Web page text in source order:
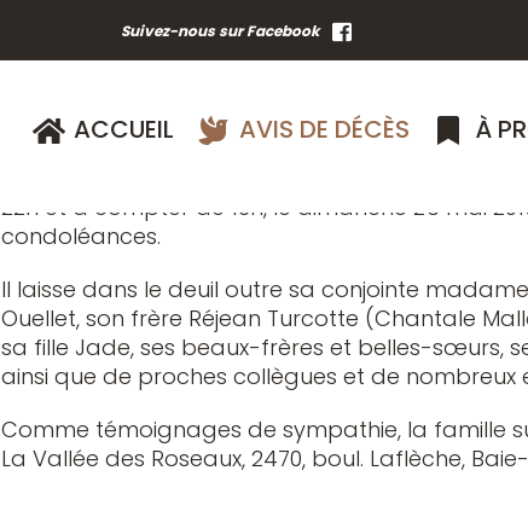
Suivez-nous sur Facebook
ACCUEIL AVIS DE DÉCÈS À
À Pointe Lebel, le 15 mai 2019, est décédé à
de madame Sylvie Gareau. Il demeurait à
au 15 Roméo-Vézina Baie-Comeau, le dimanche
22h et à compter de 13h, le dimanche 26 mai
condoléances.
Il laisse dans le deuil outre sa conjointe
Ouellet, son frère Réjean Turcotte (Chantale
sa fille Jade, ses beaux-frères et belles-sœurs,
ainsi que de proches collègues et de nombreux
Comme témoignages de sympathie, la famille
La Vallée des Roseaux, 2470, boul. Laflèche,